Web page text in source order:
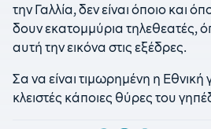
την Γαλλία, δεν είναι όποιο και
δουν εκατομμύρια τηλεθεατές,
αυτή την εικόνα στις εξέδρες.
Σα να είναι τιμωρημένη η Εθνική
κλειστές κάποιες θύρες του